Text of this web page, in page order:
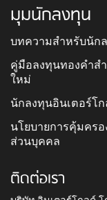
มุมนักลงทุน
บทความสำหรับนัก
คู่มือลงทุนทองคำส
ใหม่
นักลงทุนอินเตอร์โ
นโยบายการคุ้มคร
ส่วนบุคคล
ติดต่อเรา